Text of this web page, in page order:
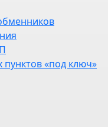
«под ключ»